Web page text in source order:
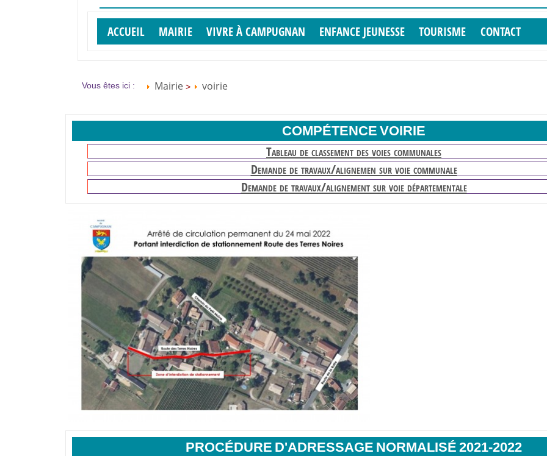
ACCUEIL MAIRIE VIVRE À CAMPUGNAN ENFANCE JEUNESSE TOURISME CONTACT
Vous êtes ici : Mairie > voirie
COMPÉTENCE VOIRIE
Tableau de classement des voies communales
Demande de travaux/alignemen sur voie communale
Demande de travaux/alignement sur voie départementale
PROCÉDURE D'ADRESSAGE NORMALISÉ 2021-2022